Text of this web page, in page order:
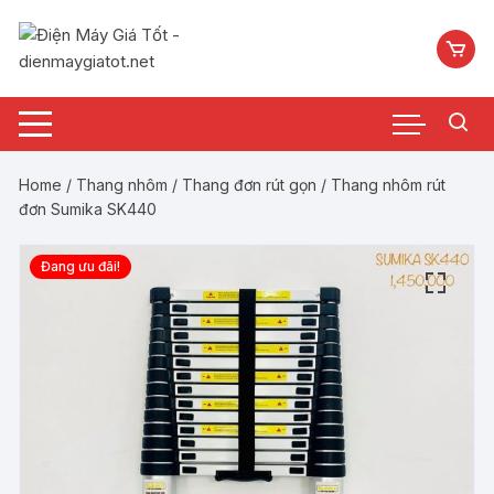
nội
Home / Thang nhôm / Thang đơn rút gọn / Thang nhôm rút
đơn Sumika SK440
Đang ưu đãi!